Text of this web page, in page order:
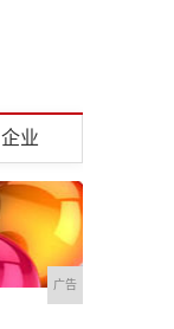
企业
广告